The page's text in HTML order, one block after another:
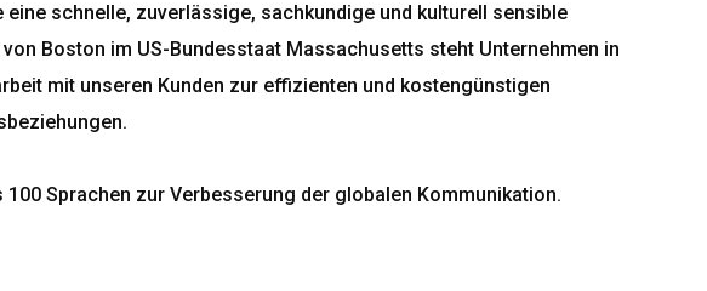
schnelle, zuverlässige, sachkundige und kulturell sensible
Boston im US-Bundesstaat Massachusetts steht Unternehmen in
mit unseren Kunden zur effizienten und kostengünstigen
Sprachen zur Verbesserung der globalen Kommunikation.